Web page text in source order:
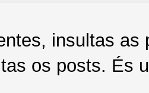
insultas
os posts. És